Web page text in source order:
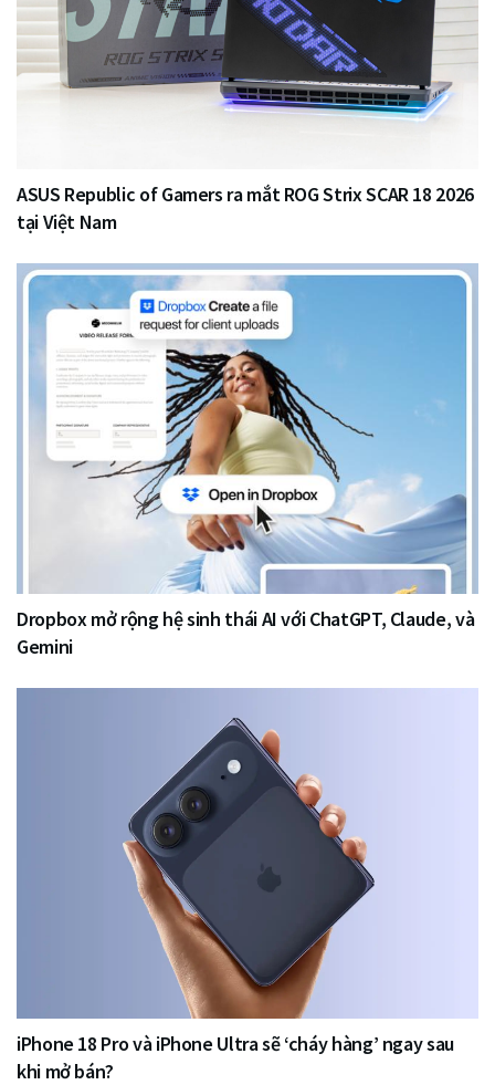
ASUS Republic of Gamers ra mắt ROG Strix SCAR 18 2026
tại Việt Nam
Dropbox mở rộng hệ sinh thái AI với ChatGPT, Claude, và
Gemini
iPhone 18 Pro và iPhone Ultra sẽ ‘cháy hàng’ ngay sau
khi mở bán?